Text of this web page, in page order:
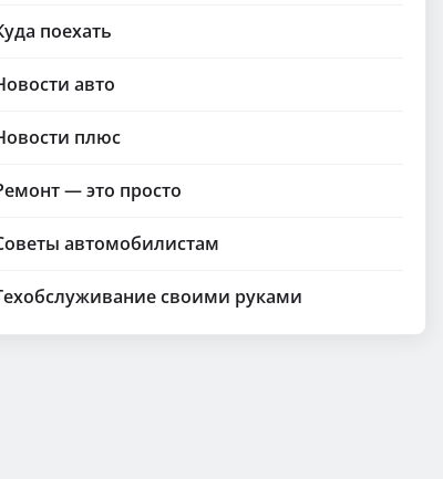
поехать
авто
плюс
— это просто
автомобилистам
своими руками